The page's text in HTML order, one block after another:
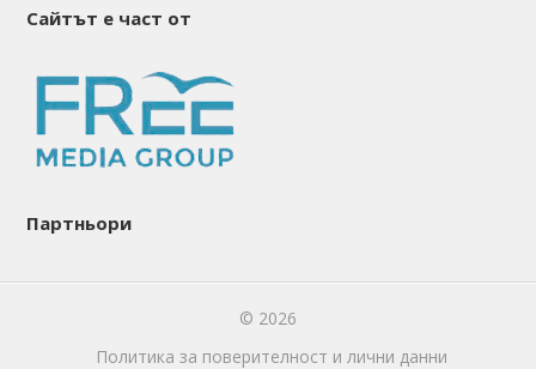
Сайтът е част от
Партньори
© 2026
Политика за поверителност и лични данни